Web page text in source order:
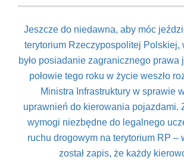
Jeszcze do niedawna, aby móc
terytorium Rzeczypospolitej Polskiej,
było posiadanie zagranicznego prawa
połowie tego roku w życie weszło
Ministra Infrastruktury w sprawie
uprawnień do kierowania pojazdami.
wymogi niezbędne do legalnego
ruchu drogowym na terytorium RP –
został zapis, że każdy